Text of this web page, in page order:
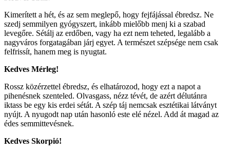
Kimerített a hét, és az sem meglepő, hogy fejfájással ébredsz. Ne
szedj semmilyen gyógyszert, inkább mielőbb menj ki a szabad
levegőre. Sétálj az erdőben, vagy ha ezt nem teheted, legalább a
nagyváros forgatagában járj egyet. A természet szépsége nem csak
felfrissít, hanem meg is nyugtat.
Kedves Mérleg!
Rossz közérzettel ébredsz, és elhatározod, hogy ezt a napot a
pihenésnek szenteled. Olvasgass, nézz tévét, de azért délutánra
iktass be egy kis erdei sétát. A szép táj nemcsak esztétikai látványt
nyújt. A nyugodt nap után hasonló este elé nézel. Add át magad az
édes semmittevésnek.
Kedves Skorpió!